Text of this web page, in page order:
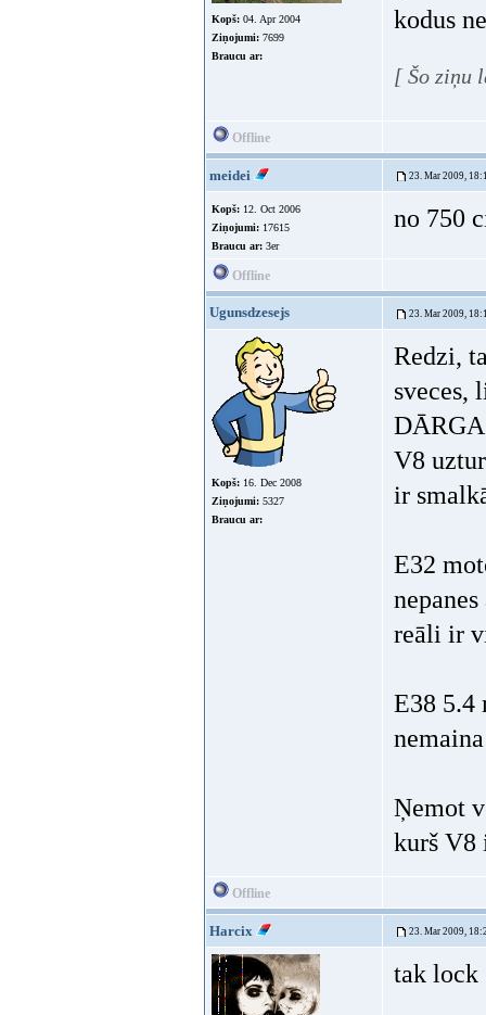
Kopš: 04. Apr 2004
Ziņojumi: 7699
Braucu ar:
kodus
[ Šo ziņu
Offline
meidei 23. Mar 2009,
Kopš: 12. Oct 2006
Ziņojumi: 17615
Braucu ar: 3er
no 750
Offline
Ugunsdzesejs 23. Mar 2009,
Kopš: 16. Dec 2008
Ziņojumi: 5327
Braucu ar:
Redzi,
sveces,
V8
ir
E32
reāli ir
E38 5.4
Ņemot
kurš V8
Offline
Harcix 23. Mar 2009,
tak lock